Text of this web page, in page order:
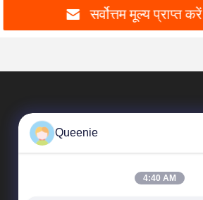
सर्वोत्तम मूल्य प्राप्त करें
Queenie
4:40 AM